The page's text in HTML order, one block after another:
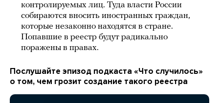
контролируемых лиц. Туда власти России
собираются вносить иностранных граждан,
которые незаконно находятся в стране.
Попавшие в реестр будут радикально
поражены в правах.
Послушайте эпизод подкаста «Что случилось»
о том, чем грозит создание такого реестра